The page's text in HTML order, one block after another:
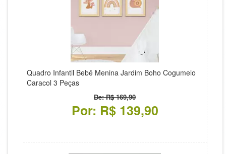
Quadro Infantil Bebê Menina Jardim Boho Cogumelo
Caracol 3 Peças
De: R$ 169,90
Por: R$ 139,90